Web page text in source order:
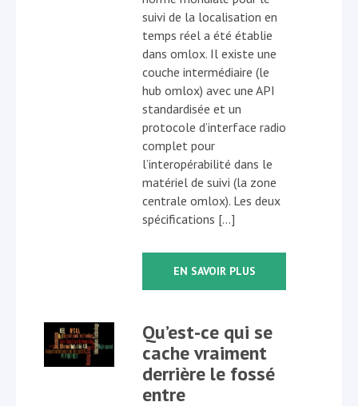
suivi de la localisation en
temps réel a été établie
dans omlox. Il existe une
couche intermédiaire (le
hub omlox) avec une API
standardisée et un
protocole d’interface radio
complet pour
l’interopérabilité dans le
matériel de suivi (la zone
centrale omlox). Les deux
spécifications […]
EN SAVOIR PLUS
Qu’est-ce qui se
cache vraiment
derrière le fossé
entre